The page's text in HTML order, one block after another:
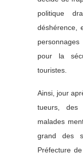
politique
déshérence,
pour la
touristes.
Ainsi, jour
tueurs, des
malades
grand des
Préfecture